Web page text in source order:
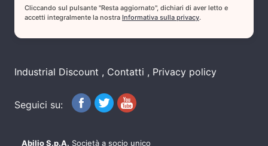
Cliccando sul pulsante "Resta aggiornato", dichiari di aver letto e
accetti integralmente la nostra Informativa sulla privacy.
Industrial Discount Contatti Privacy policy
Seguici su:
Abilio S.p.A. Società a socio unico